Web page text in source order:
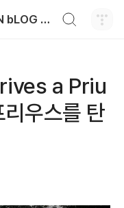
♨ mONSTER dESIGN bLOG - 몬스터디자인 블로그
a Priu
우스를 탄